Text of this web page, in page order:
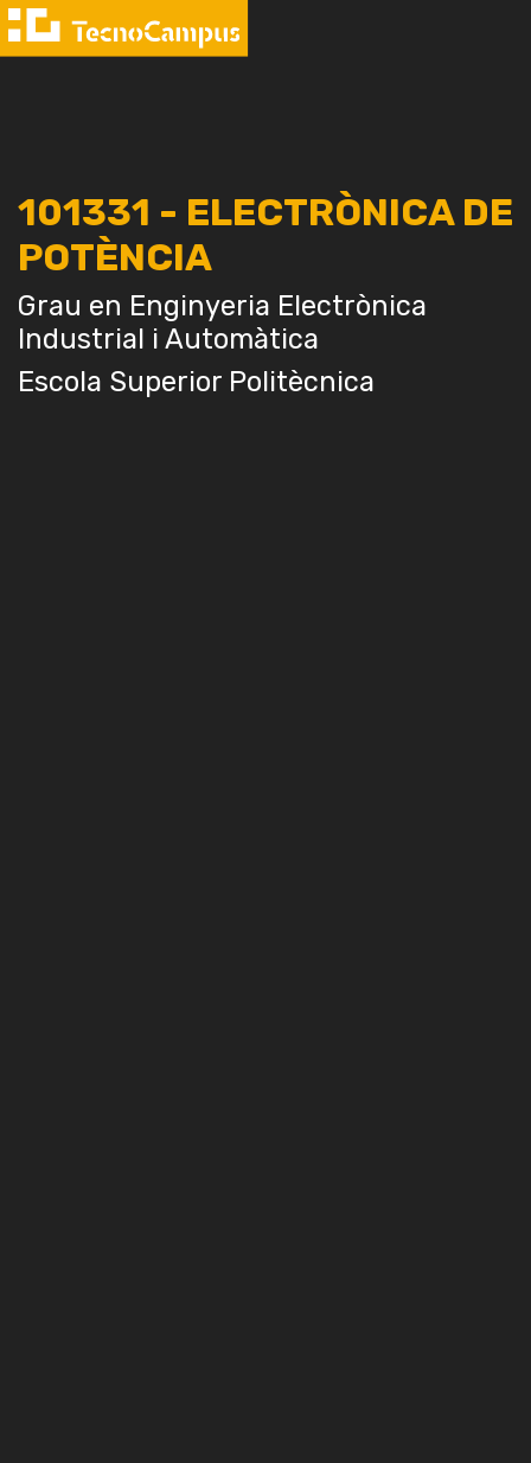
101331 - ELECTRÒNICA DE
POTÈNCIA
Grau en Enginyeria Electrònica
Industrial i Automàtica
Escola Superior Politècnica